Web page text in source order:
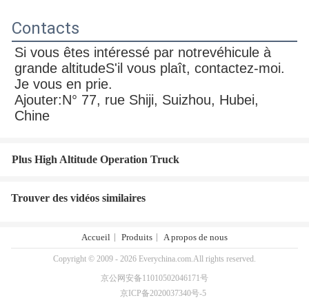
Contacts
Si vous êtes intéressé par notrevéhicule à
grande altitudeS'il vous plaît, contactez-moi.
Je vous en prie.
Ajouter:N° 77, rue Shiji, Suizhou, Hubei,
Chine
Plus High Altitude Operation Truck
Trouver des vidéos similaires
Accueil Produits A propos de nous
Copyright © 2009 - 2026 Everychina.com.All rights reserved.
京公网安备11010502046171号
京ICP备2020037340号-5